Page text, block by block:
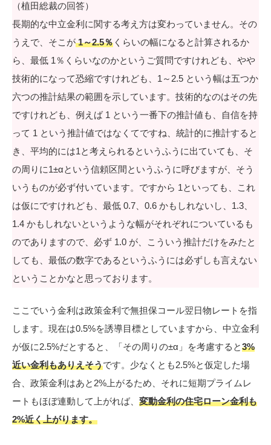
（植田総裁の回答）
長期的な中立金利に関する考え方は変わっていません。その
うえで、そこが1～2.5％ くらいの幅になると計算されるか
ら、最低 1％くらいなのかというご質問ですけれども、やや
技術的になって恐縮ですけれども、1～2.5 という幅は五つか
六つの推計結果の範囲を示しています。技術的なのはその先
ですけれども、例えば 1 という一番下の推計値も、自信を持
って 1 という推計値ではなくてですね、統計的に推計すると
き、平均的には1と考えられるというふうに出ていても、そ
の周りに1±αという信頼区間というふうに呼びますが、そう
いうものが必ず付いています。ですから 1といっても、これ
は仮にですけれども、最低 0.7、0.6 かもしれないし、1.3、
1.4 かもしれないというような幅がそれぞれについているも
のでありますので、必ず 1.0 が、こういう推計だけをみたと
しても、最低の数字であるというふうには必ずしも言えない
ということかなと思っております。
ここでいう金利は政策金利で無担保コール翌日物レートを指
します。現在は0.5%を誘導目標としていますから、中立金利
が仮に2.5%だとすると、「その周りの±α」を考慮すると3%
近い金利もありえそうです。少なくとも2.5%と仮定した場
合、政策金利はあと2%上がるため、それに短期プライムレ
ートもほぼ連動して上がれば、 変動金利の住宅ローン金利も
2%近く上がります。